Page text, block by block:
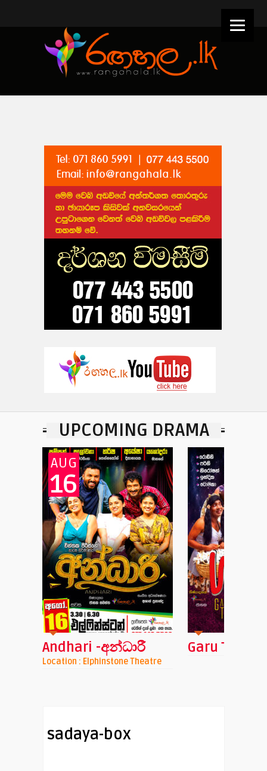
UPCOMING DRAMA
AUG
16
Andhari -අන්ධාරී
Location : Elphinstone Theatre
Garu Tharu
sadaya-box